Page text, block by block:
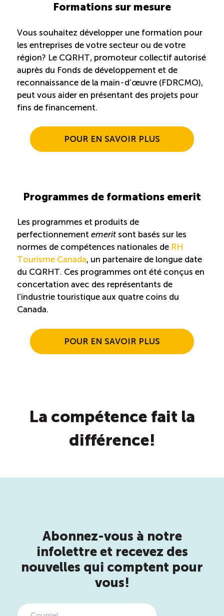
Formations sur mesure
Vous souhaitez développer une formation pour
les entreprises de votre secteur ou de votre
région? Le CQRHT, promoteur collectif autorisé
auprès du Fonds de développement et de
reconnaissance de la main-d’œuvre (FDRCMO),
peut vous aider en présentant des projets pour
fins de financement.
POUR EN SAVOIR PLUS
Programmes de formations emerit
Les programmes et produits de
perfectionnement emerit sont basés sur les
normes de compétences nationales de RH
Tourisme Canada, un partenaire de longue date
du CQRHT. Ces programmes ont été conçus en
concertation avec des représentants de
l’industrie touristique aux quatre coins du
Canada.
POUR EN SAVOIR PLUS
La compétence fait la
différence!
Abonnez-vous à notre
infolettre et recevez des
nouvelles qui comptent pour
vous!